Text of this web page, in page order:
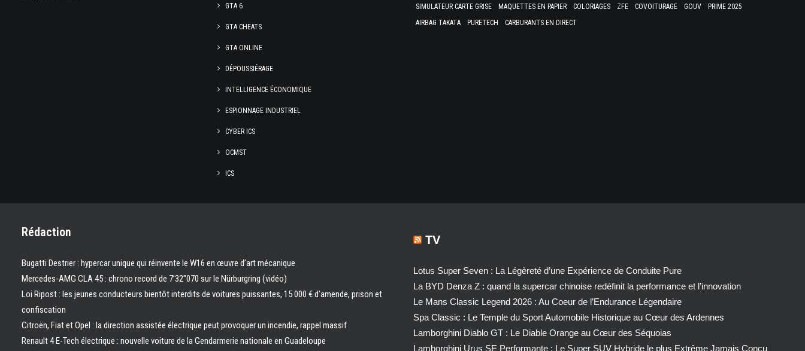
GTA 6
GTA CHEATS
GTA ONLINE
DÉPOUSSIÉRAGE
INTELLIGENCE ÉCONOMIQUE
ESPIONNAGE INDUSTRIEL
CYBER ICS
OCMST
ICS
SIMULATEUR CARTE GRISE MAQUETTES EN PAPIER COLORIAGES ZFE COVOITURAGE GOUV
PRIME 2025
AIRBAG TAKATA
PURETECH CARBURANTS EN DIRECT
Rédaction
Bugatti Destrier : hypercar unique qui réinvente le W16 en œuvre d’art mécanique
Mercedes-AMG CLA 45 : chrono record de 7’32″070 sur le Nürburgring (vidéo)
Loi Ripost : les jeunes conducteurs bientôt interdits de voitures puissantes, 15 000 € d’amende, prison et
confiscation
Citroën, Fiat et Opel : la direction assistée électrique peut provoquer un incendie, rappel massif
Renault 4 E-Tech électrique : nouvelle voiture de la Gendarmerie nationale en Guadeloupe
TV
Lotus Super Seven : La Légèreté d’une Expérience de Conduite Pure
La BYD Denza Z : quand la supercar chinoise redéfinit la performance et l’innovation
Le Mans Classic Legend 2026 : Au Coeur de l’Endurance Légendaire
Spa Classic : Le Temple du Sport Automobile Historique au Cœur des Ardennes
Lamborghini Diablo GT : Le Diable Orange au Cœur des Séquoias
Lamborghini Urus SE Performante : Le Super SUV Hybride le plus Extrême Jamais Conçu